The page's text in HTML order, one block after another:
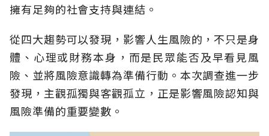
擁有足夠的社會支持與連結。
從四大趨勢可以發現，影響人生風險的，不只是身
體、心理或財務本身，而是民眾能否及早看見風
險、並將風險意識轉為準備行動。本次調查進一步
發現，主觀孤獨與客觀孤立，正是影響風險認知與
風險準備的重要變數。